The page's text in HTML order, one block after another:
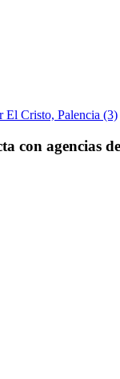
El Cristo, Palencia (3)
con agencias